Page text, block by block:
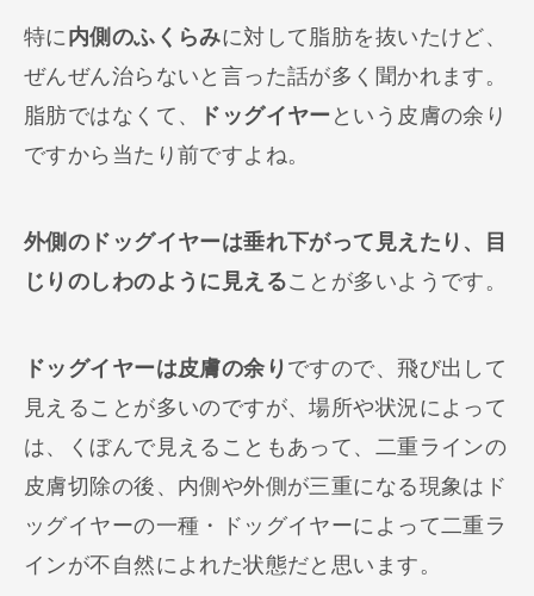
特に内側のふくらみに対して脂肪を抜いたけど、
ぜんぜん治らないと言った話が多く聞かれます。
脂肪ではなくて、
ドッグイヤーという皮膚の余り
ですから当たり前ですよね。
外側のドッグイヤーは垂れ下がって見えたり、目
じりのしわのように見えることが多いようです。
ドッグイヤーは皮膚の余りですので、飛び出して
見えることが多いのですが、場所や状況によって
は、くぼんで見えることもあって、二重ラインの
皮膚切除の後、内側や外側が三重になる現象はド
ッグイヤーの一種・ドッグイヤーによって二重ラ
インが不自然によれた状態だと思います。